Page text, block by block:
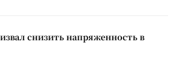
снизить напряженность в